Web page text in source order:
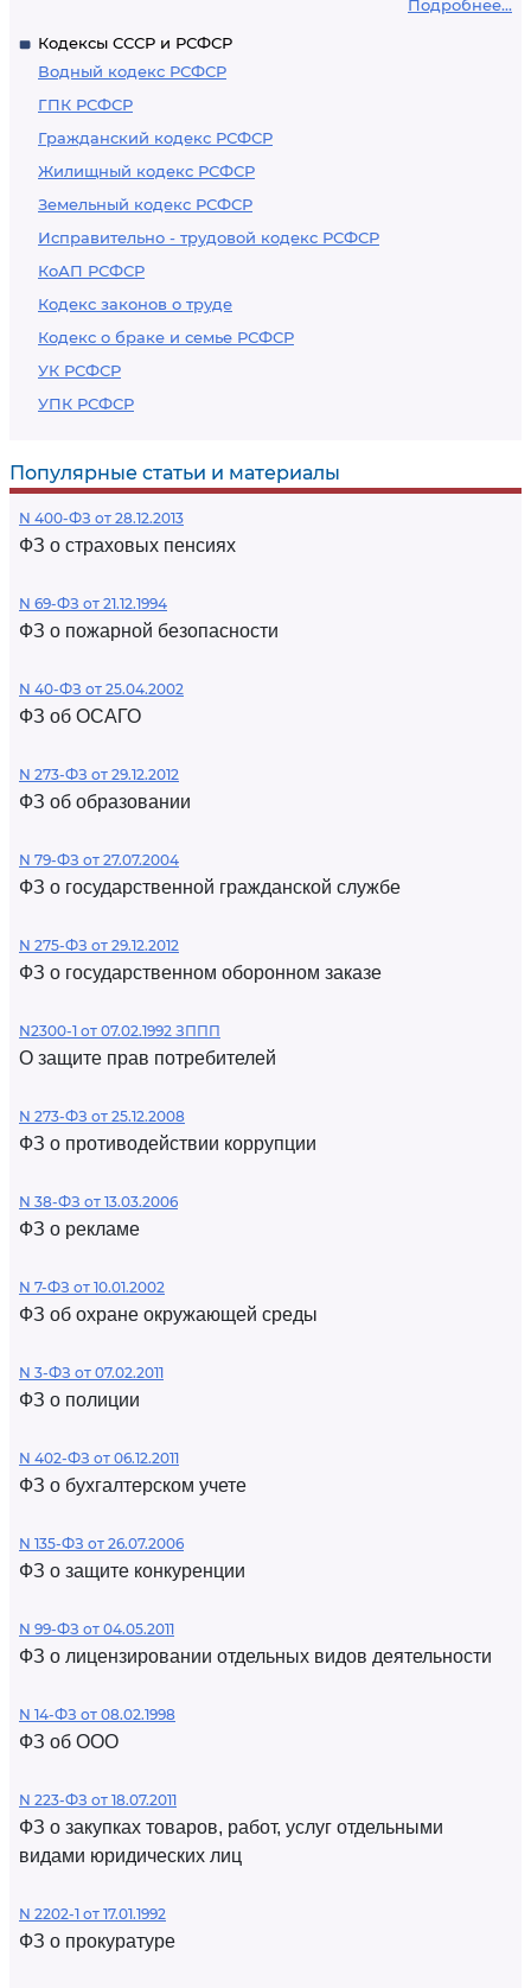
Подробнее...
Кодексы СССР и РСФСР
Водный кодекс РСФСР
ГПК РСФСР
Гражданский кодекс РСФСР
Жилищный кодекс РСФСР
Земельный кодекс РСФСР
Исправительно - трудовой кодекс РСФСР
КоАП РСФСР
Кодекс законов о труде
Кодекс о браке и семье РСФСР
УК РСФСР
УПК РСФСР
Популярные статьи и материалы
N 400-ФЗ от 28.12.2013
ФЗ о страховых пенсиях
N 69-ФЗ от 21.12.1994
ФЗ о пожарной безопасности
N 40-ФЗ от 25.04.2002
ФЗ об ОСАГО
N 273-ФЗ от 29.12.2012
ФЗ об образовании
N 79-ФЗ от 27.07.2004
ФЗ о государственной гражданской службе
N 275-ФЗ от 29.12.2012
ФЗ о государственном оборонном заказе
N2300-1 от 07.02.1992 ЗППП
О защите прав потребителей
N 273-ФЗ от 25.12.2008
ФЗ о противодействии коррупции
N 38-ФЗ от 13.03.2006
ФЗ о рекламе
N 7-ФЗ от 10.01.2002
ФЗ об охране окружающей среды
N 3-ФЗ от 07.02.2011
ФЗ о полиции
N 402-ФЗ от 06.12.2011
ФЗ о бухгалтерском учете
N 135-ФЗ от 26.07.2006
ФЗ о защите конкуренции
N 99-ФЗ от 04.05.2011
ФЗ о лицензировании отдельных видов деятельности
N 14-ФЗ от 08.02.1998
ФЗ об ООО
N 223-ФЗ от 18.07.2011
ФЗ о закупках товаров, работ, услуг отдельными
видами юридических лиц
N 2202-1 от 17.01.1992
ФЗ о прокуратуре